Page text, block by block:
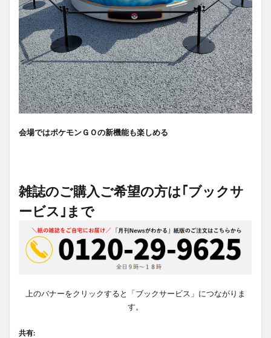
会場ではポケモンＧＯの新機能も楽しめる
雑誌のご購入ご希望の方は｢ブックサ
ービス｣まで
上のバナーをクリックすると「ブックサービス」につながりま
す。
共有: